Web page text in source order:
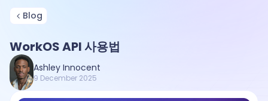
Blog
WorkOS API 사용법
Ashley Innocent
9 December 2025